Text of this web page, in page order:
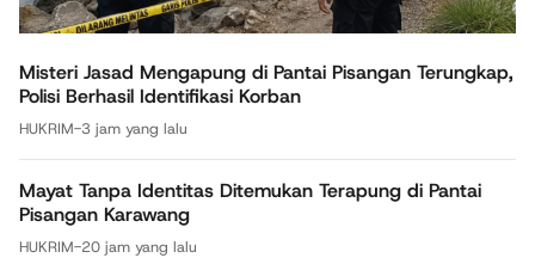
Misteri Jasad Mengapung di Pantai Pisangan Terungkap,
Polisi Berhasil Identifikasi Korban
HUKRIM-3 jam yang lalu
Mayat Tanpa Identitas Ditemukan Terapung di Pantai
Pisangan Karawang
HUKRIM-20 jam yang lalu